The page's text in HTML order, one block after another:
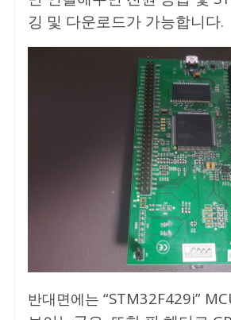
깅 및 다운로드가 가능합니다.
반대면에는 “STM32F429i”